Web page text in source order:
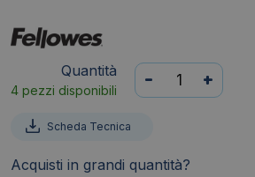
Quantità
4 pezzi disponibili
Supporto
laptop
Fellowes
- +
Scheda Tecnica
Acquisti in grandi quantità?